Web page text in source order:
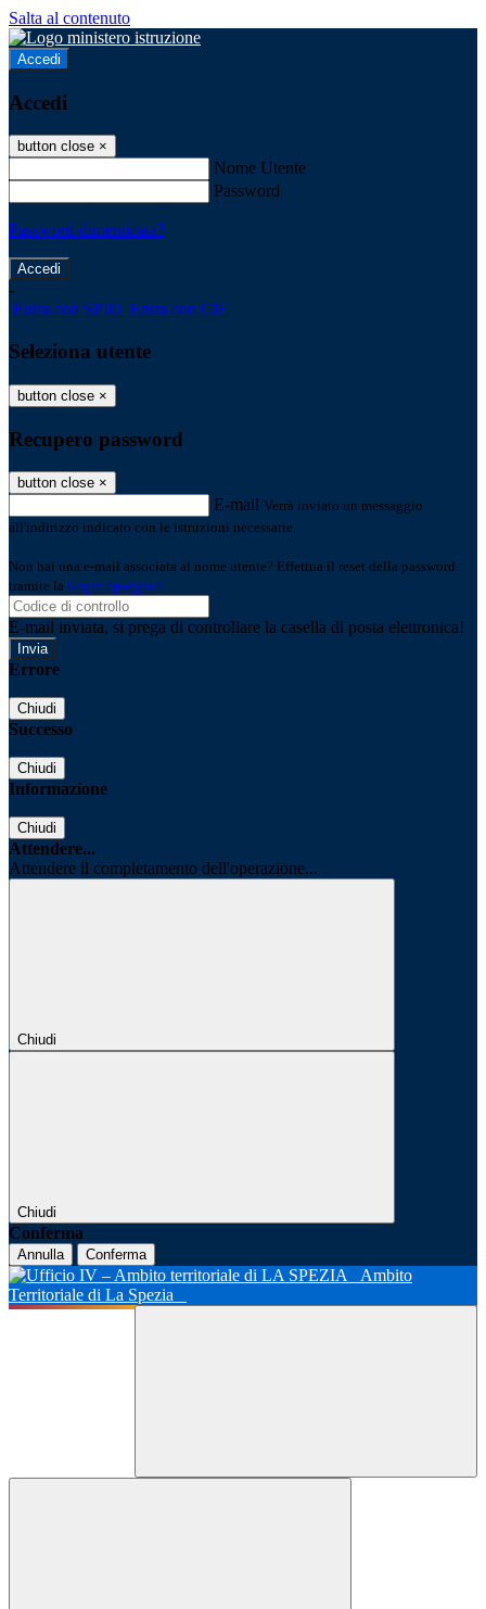
Salta al contenuto
Accedi
Accedi
button close ×
Nome Utente
Password
Password dimenticata?
-
Entra con SPID Entra con CIE
Seleziona utente
button close ×
Recupero password
button close ×
E-mail Verrà inviato un messaggio
all'indirizzo indicato con le istruzioni necessarie.
Non hai una e-mail associata al nome utente? Effettua il reset della password
tramite la Login Spaggiari
E-mail inviata, si prega di controllare la casella di posta elettronica!
Errore
Chiudi
Successo
Chiudi
Informazione
Chiudi
Attendere...
Attendere il completamento dell'operazione...
Chiudi
Chiudi
Conferma
Annulla Conferma
Ambito
Territoriale di La Spezia